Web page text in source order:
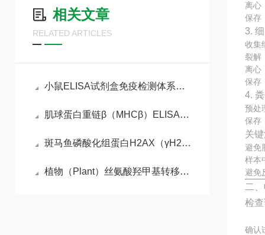
相关文章
RELATED ARTICLES
小鼠ELISA试剂盒免疫检测体系与动物模型实验实操指南
肌球蛋白重链β（MHCβ）ELISA检测试剂盒
斑马鱼磷酸化组蛋白H2AX（γH2AX）ELISA检测试剂盒的工作原理
植物（Plant）丝氨酸羟甲基转移酶（SHMT） ELISA检测试剂盒说明书
离心
保存
3.
收集
裂解
离心
保存
4.
预处
保存
关
避免
样本
避免
二
检
确认